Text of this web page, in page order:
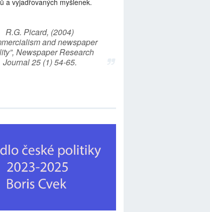
a vyjadřovaných myšlenek.
R.G. Picard, (2004)
and newspaper
Newspaper Research
Journal 25 (1) 54-65.